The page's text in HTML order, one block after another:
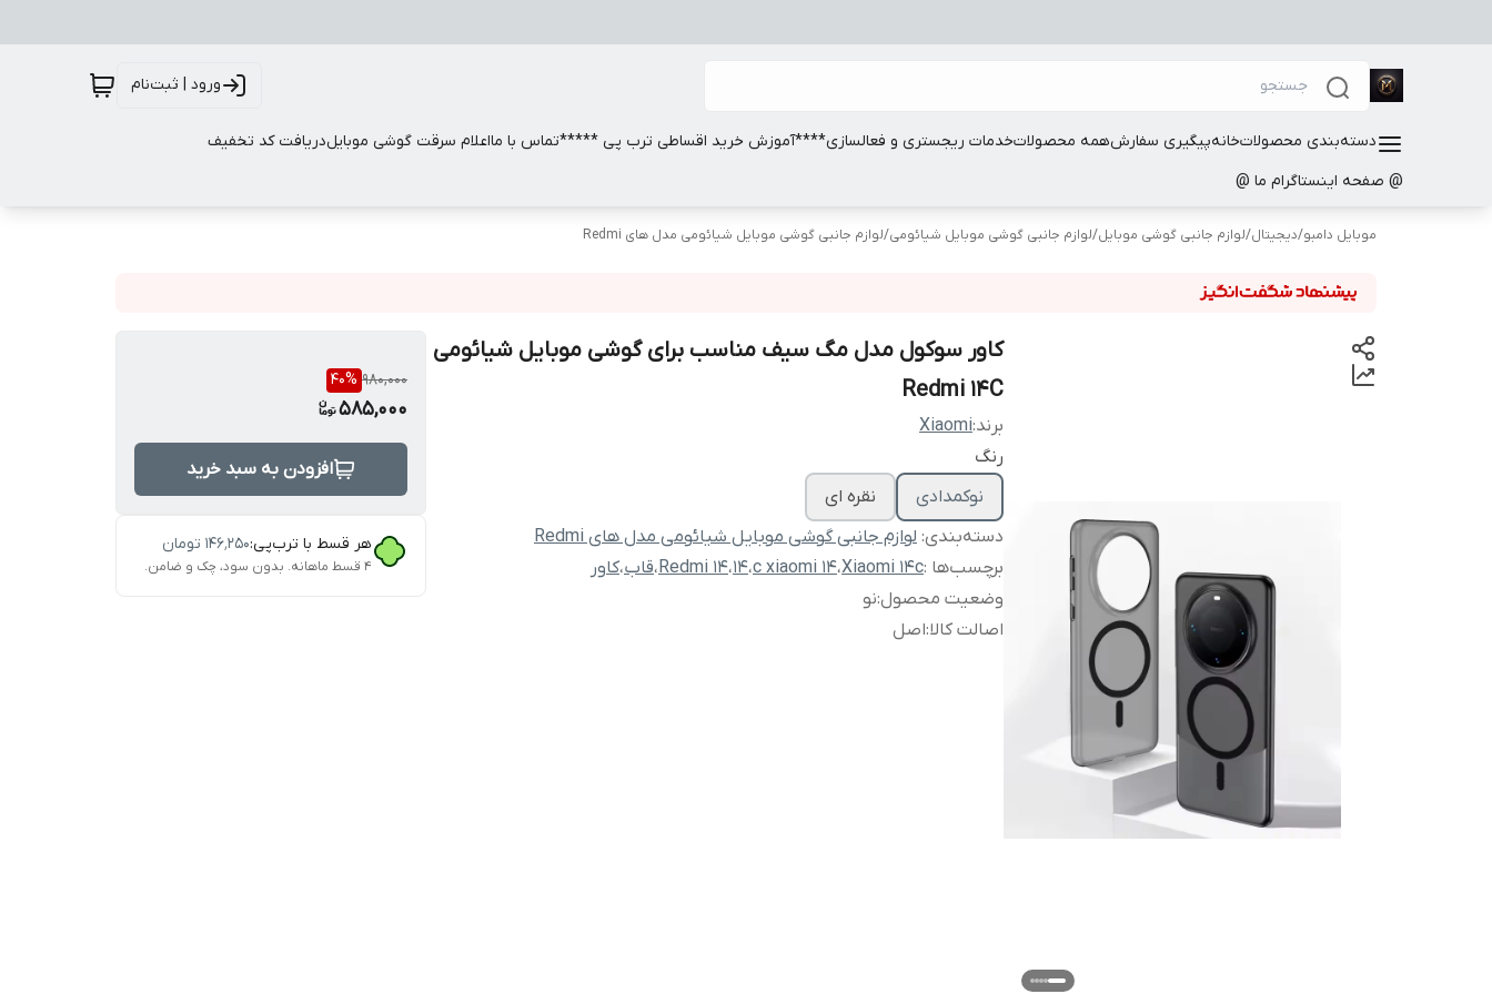
ورود | ثبت‌نام
دسته‌بندی محصولاتخانهپیگیری سفارشهمه محصولاتخدمات ریجستری و فعالسازی****آموزش خرید اقساطی ترب پی *****تماس با مااعلام سرقت گوشی موبایلدریافت کد تخفیف
@ صفحه اینستاگرام ما @
موبایل دامبو/دیجیتال/لوازم جانبی گوشی موبایل/لوازم جانبی گوشی موبایل شیائومی/لوازم جانبی گوشی موبایل شیائومی مدل های Redmi
کاور سوکول مدل مگ سیف مناسب برای گوشی موبایل شیائومی
Redmi 14C
برند:Xiaomi
رنگ
نوکمدادی
نقره ای
دسته‌بندی: لوازم جانبی گوشی موبایل شیائومی مدل های Redmi
برچسب‌ها :Xiaomi 14c،14 c xiaomi ،14،Redmi 14،قاب،کاور
وضعیت محصول:نو
اصالت کالا:اصل
980,000
40%
585,000
افزودن به سبد خرید
هر قسط با ترب‌پی:۱۴۶٬۲۵۰ تومان
۴ قسط ماهانه. بدون سود، چک و ضامن.